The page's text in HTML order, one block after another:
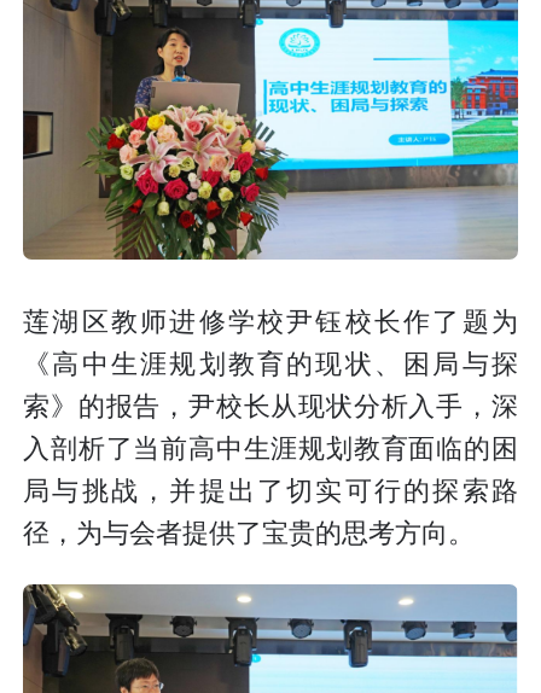
莲湖区教师进修学校尹钰校长作了题为
《高中生涯规划教育的现状、困局与探
索》的报告，尹校长从现状分析入手，深
入剖析了当前高中生涯规划教育面临的困
局与挑战，并提出了切实可行的探索路
径，为与会者提供了宝贵的思考方向。